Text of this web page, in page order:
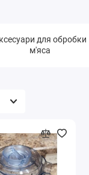
для обробки
м'яса